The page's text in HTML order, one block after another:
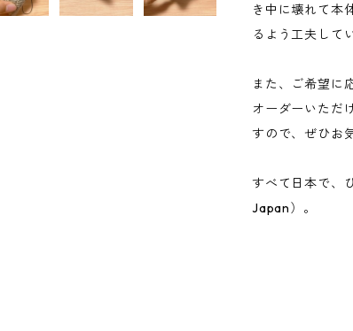
き中に壊れて本
るよう工夫して
また、ご希望に
オーダーいただ
すので、ぜひお
すべて日本で、
Japan）。